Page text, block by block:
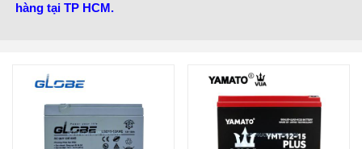
hàng tại TP HCM.
Thương hiệu ắc quy:
GLOBE
Điện thế (V):12 V
Điện thế (V):12 V
Dung lượng (Ah): 15 Ah